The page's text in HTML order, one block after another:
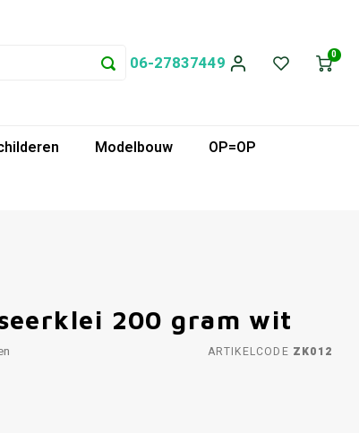
06-27837449 0
Modelbouw
OP=OP
200 gram wit
ARTIKELCODE ZK012